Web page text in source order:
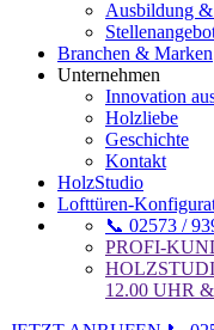
Ausbildung
Branchen & Marken
Unternehmen
Innovation
Holzliebe
Geschichte
Kontakt
HolzStudio
Lofttüren-
📞 02573 /
PROFI-
12.00 UHR